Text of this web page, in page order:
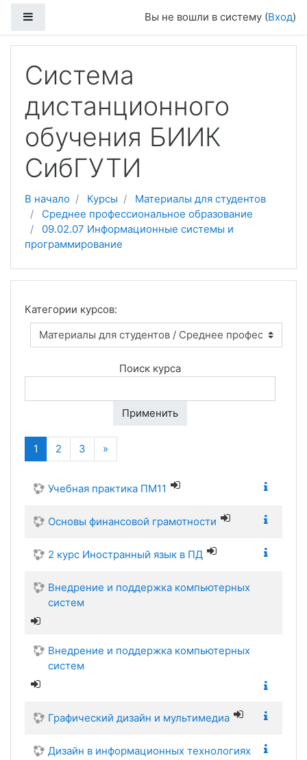
Вы не вошли в систему (Вход)
Система
дистанционного
обучения БИИК
СибГУТИ
В начало Курсы
Материалы для студентов
Среднее профессиональное образование
09.02.07 Информационные системы и
программирование
Категории курсов:
Поиск курса
Применить
1 (текущая)
2 3 »
Учебная практика ПМ11
Основы финансовой грамотности
2 курс Иностранный язык в ПД
Внедрение и поддержка компьютерных
систем
Внедрение и поддержка компьютерных
систем
Графический дизайн и мультимедиа
Дизайн в информационных технологиях